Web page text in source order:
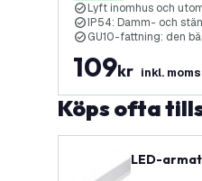
Lyft inomhus och
IP54: Damm- och
GU10-fattning: den
109kr inkl. moms
Köps ofta
LED-